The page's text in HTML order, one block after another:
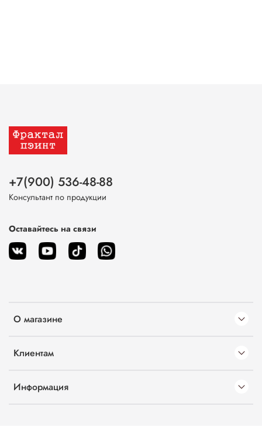
О магазине
Клиентам
Информация
+7(900) 536-48-88
Консультант по продукции
Оставайтесь на связи